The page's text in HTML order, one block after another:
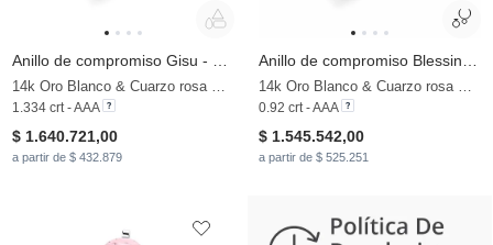
1.334 crt - AAA
$ 1.640.721,00
a partir de $ 432.879
0.92 crt - AAA
$ 1.545.542,00
a partir de $ 525.251